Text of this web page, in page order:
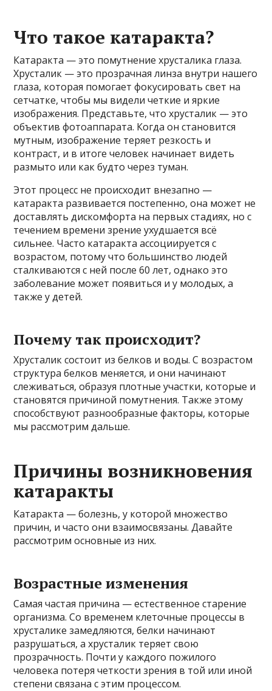
Что такое катаракта?
Катаракта — это помутнение хрусталика глаза.
Хрусталик — это прозрачная линза внутри нашего
глаза, которая помогает фокусировать свет на
сетчатке, чтобы мы видели четкие и яркие
изображения. Представьте, что хрусталик — это
объектив фотоаппарата. Когда он становится
мутным, изображение теряет резкость и
контраст, и в итоге человек начинает видеть
размыто или как будто через туман.
Этот процесс не происходит внезапно —
катаракта развивается постепенно, она может не
доставлять дискомфорта на первых стадиях, но с
течением времени зрение ухудшается всё
сильнее. Часто катаракта ассоциируется с
возрастом, потому что большинство людей
сталкиваются с ней после 60 лет, однако это
заболевание может появиться и у молодых, а
также у детей.
Почему так происходит?
Хрусталик состоит из белков и воды. С возрастом
структура белков меняется, и они начинают
слеживаться, образуя плотные участки, которые и
становятся причиной помутнения. Также этому
способствуют разнообразные факторы, которые
мы рассмотрим дальше.
Причины возникновения
катаракты
Катаракта — болезнь, у которой множество
причин, и часто они взаимосвязаны. Давайте
рассмотрим основные из них.
Возрастные изменения
Самая частая причина — естественное старение
организма. Со временем клеточные процессы в
хрусталике замедляются, белки начинают
разрушаться, а хрусталик теряет свою
прозрачность. Почти у каждого пожилого
человека потеря четкости зрения в той или иной
степени связана с этим процессом.